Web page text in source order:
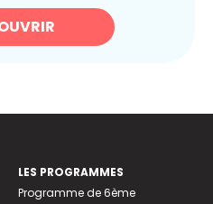
LES PROGRAMMES
Programme de 6ème